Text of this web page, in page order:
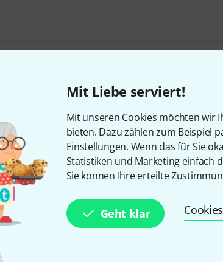
Mit Liebe serviert!
Mit unseren Cookies möchten wir
bieten. Dazu zählen zum Beispiel
Einstellungen. Wenn das für Sie
Statistiken und Marketing einfach
Sie können Ihre erteilte
Geht klar
Teilen
Newsletter und gewinne mit etwas